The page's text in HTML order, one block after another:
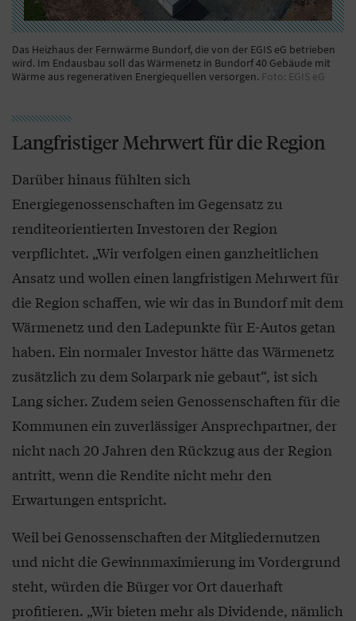
Das Heizhaus der Fernwärme Bundorf, die von der EGIS eG betrieben
wird. Im Endausbau soll das Wärmenetz in Bundorf 40 Gebäude mit
Wärme aus regenerativen Energiequellen versorgen. Foto: EGIS eG
Langfristiger Mehrwert für die Region
Darüber hinaus fühlten sich
Energiegenossenschaften im Gegensatz zu
renditeorientierten Investoren der Region
verpflichtet. „Wir verfolgen einen ganzheitlichen
Ansatz und wollen einen langfristigen Mehrwert für
die Region schaffen, wie wir das in Bundorf mit dem
Wärmenetz und den Ladepunkte für E-Autos getan
haben. Ein normaler Investor hätte das Wärmenetz
zusätzlich zu dem Solarpark nie gebaut“, ist sich
Lang sicher. Zudem seien Genossenschaften für die
Kommunen ein zuverlässiger Ansprechpartner, der
nicht nach 20 Jahren den Rückzug aus der Region
antritt, wenn die Rendite nicht mehr den
Erwartungen entspricht.
Weil bei Genossenschaften der Mitgliedernutzen
und nicht die Gewinnmaximierung im Vordergrund
steht, würden die Bürger vor Ort dauerhaft
profitieren. „Wir bieten mehr als Dividende, nämlich